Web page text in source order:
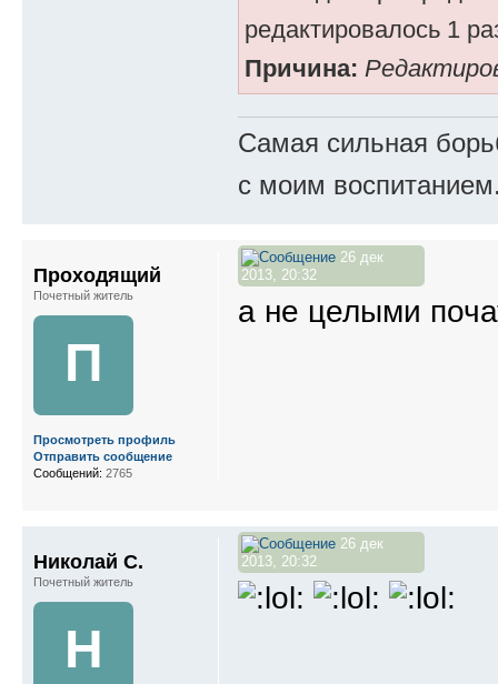
редактировалось 1
Причина:
Самая сильная
с моим
26 дек
2013, 20:32
а не целыми
Проходящий
Почетный житель
П
Просмотреть профиль
Отправить сообщение
Сообщений: 2765
26 дек
2013, 20:32
Николай С.
Почетный житель
Н